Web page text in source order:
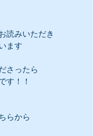
読みいただき
ます
さったら
す！！
らから